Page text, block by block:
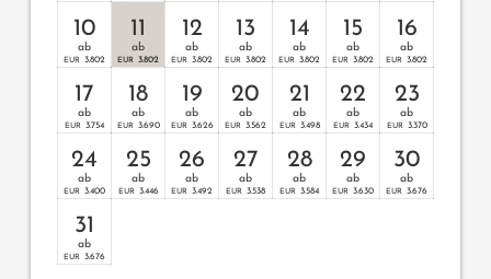
10
ab
EUR 3.802
11
ab
EUR 3.802
12
ab
EUR 3.802
13
ab
EUR 3.802
14
ab
EUR 3.802
15
ab
EUR 3.802
16
ab
EUR 3.802
17
ab
EUR 3.754
18
ab
EUR 3.690
19
ab
EUR 3.626
20
ab
EUR 3.562
21
ab
EUR 3.498
22
ab
EUR 3.434
23
ab
EUR 3.370
24
ab
EUR 3.400
25
ab
EUR 3.446
26
ab
EUR 3.492
27
ab
EUR 3.538
28
ab
EUR 3.584
29
ab
EUR 3.630
30
ab
EUR 3.676
31
ab
EUR 3.676